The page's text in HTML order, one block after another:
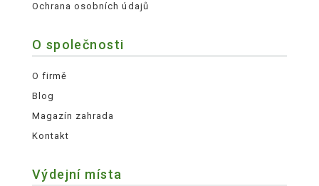
Ochrana osobních údajů
O společnosti
O firmě
Blog
Magazín zahrada
Kontakt
Výdejní místa